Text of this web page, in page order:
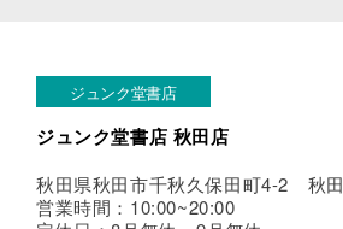
ジュンク堂書店
ジュンク堂書店 秋田店
秋田県秋田市千秋久保田町4-2 秋
営業時間：10:00~20:00